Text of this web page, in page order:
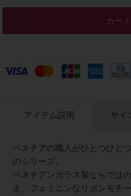
カー
アイテム説明
ベネチアの職人がひとつひと
のシリーズ。
ベネチアンガラス製ならでは
え、フェミニンなリボンモチ
サイ